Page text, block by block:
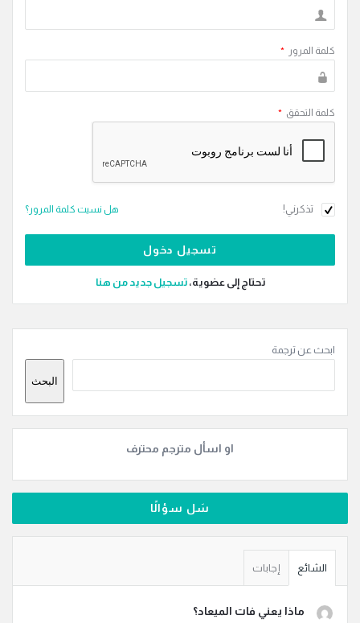
كلمة المرور *
كلمة التحقق *
تذكرني! هل نسيت كلمة المرور؟
تحتاج إلى عضوية،‫تسجيل جديد من هنا
الجانبية
ابحث عن ترجمة
البحث
او اسأل مترجم محترف
سَل سؤالًا
الشائع إجابات
ماذا يعني فات الميعاد؟